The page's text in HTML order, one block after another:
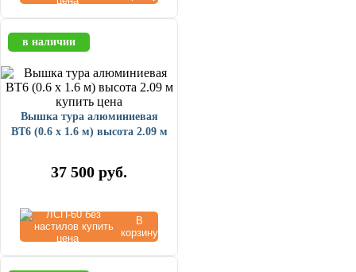
в наличии
Вышка тура алюминиевая
ВТ6 (0.6 х 1.6 м) высота 2.09 м
37 500 руб.
В
корзину